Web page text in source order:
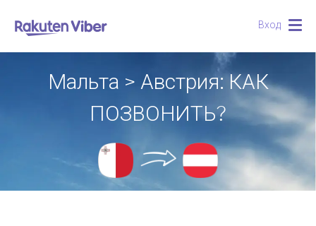
Вход
Мальта > Австрия: КАК
ПОЗВОНИТЬ?